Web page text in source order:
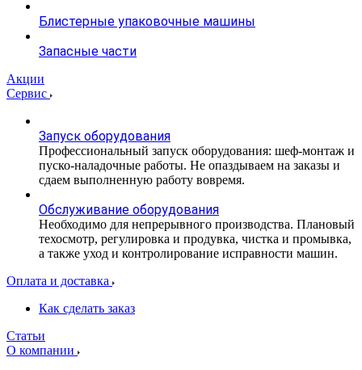
Блистерные упаковочные машины
Запасные части
Акции
Сервис
Запуск оборудования
Профессиональный запуск оборудования: шеф-монтаж и
пуско-наладочные работы. Не опаздываем на заказы и
сдаем выполненную работу вовремя.
Обслуживание оборудования
Необходимо для непрерывного производства. Плановый
техосмотр, регулировка и продувка, чистка и промывка,
а также уход и контролирование исправности машин.
Оплата и доставка
Как сделать заказ
Статьи
О компании